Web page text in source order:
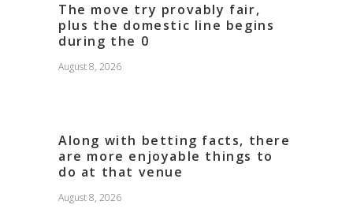
The move try provably fair,
plus the domestic line begins
during the 0
August 8, 2026
Along with betting facts, there
are more enjoyable things to
do at that venue
August 8, 2026